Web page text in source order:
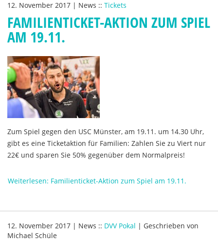
12. November 2017 | News :: Tickets
FAMILIENTICKET-AKTION ZUM SPIEL
AM 19.11.
Zum Spiel gegen den USC Münster, am 19.11. um 14.30 Uhr,
gibt es eine Ticketaktion für Familien: Zahlen Sie zu Viert nur
22€ und sparen Sie 50% gegenüber dem Normalpreis!
Weiterlesen: Familienticket-Aktion zum Spiel am 19.11.
12. November 2017 | News :: DVV Pokal | Geschrieben von
Michael Schüle